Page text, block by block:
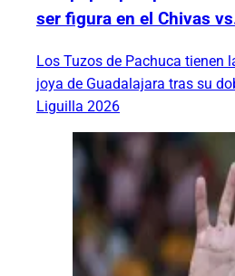
ser figura en el Chivas
Los Tuzos de Pachuca tienen
joya de Guadalajara tras su
Liguilla 2026